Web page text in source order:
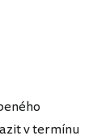
v termínu